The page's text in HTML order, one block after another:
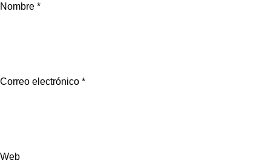
Nombre *
Correo electrónico *
Web